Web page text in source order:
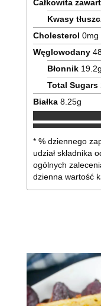
Całkowita
Kwasy
Cholesterol 0mg
Węglowodany
Błonnik 19.2g
Total Sugars
Białka 8.25g
* % dziennego
udział składnika
ogólnych
dzienna wartość